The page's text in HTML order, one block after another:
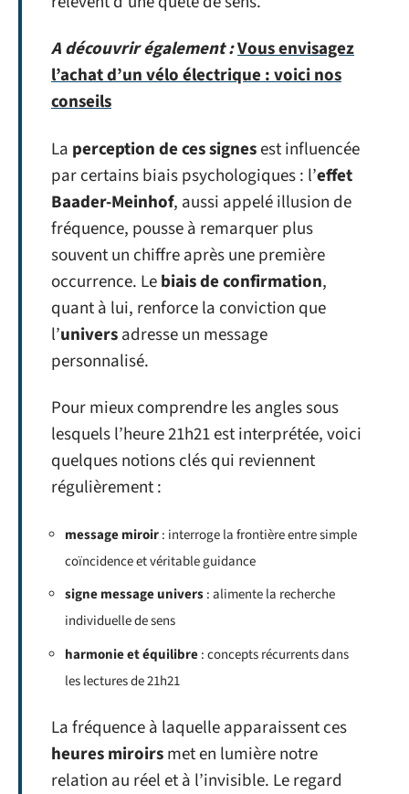
A découvrir également :Vous envisagez
l’achat d’un vélo électrique : voici nos
conseils
La perception de ces signesest influencée
par certains biais psychologiques : l’effet
Baader-Meinhof, aussi appelé illusion de
fréquence, pousse à remarquer plus
souvent un chiffre après une première
occurrence. Lebiais de confirmation,
quant à lui, renforce la conviction que
l’universadresse un message
personnalisé.
Pour mieux comprendre les angles sous
lesquels l’heure 21h21 est interprétée, voici
quelques notions clés qui reviennent
régulièrement :
message miroir: interroge la frontière entre simple
coïncidence et véritable guidance
signe message univers: alimente la recherche
individuelle de sens
harmonie et équilibre: concepts récurrents dans
les lectures de 21h21
La fréquence à laquelle apparaissent ces
heures miroirsmet en lumière notre
relation au réel et à l’invisible. Le regard